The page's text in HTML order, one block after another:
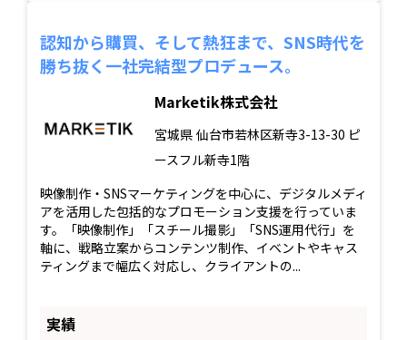
認知から購買、そして熱狂まで、SNS時代を
勝ち抜く一社完結型プロデュース。
Marketik株式会社
宮城県 仙台市若林区新寺3-13-30 ピ
ースフル新寺1階
映像制作・SNSマーケティングを中心に、デジタルメディ
アを活用した包括的なプロモーション支援を行っていま
す。「映像制作」「スチール撮影」「SNS運用代行」を
軸に、戦略立案からコンテンツ制作、イベントやキャス
ティングまで幅広く対応し、クライアントの...
実績